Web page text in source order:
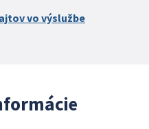
vo výslužbe